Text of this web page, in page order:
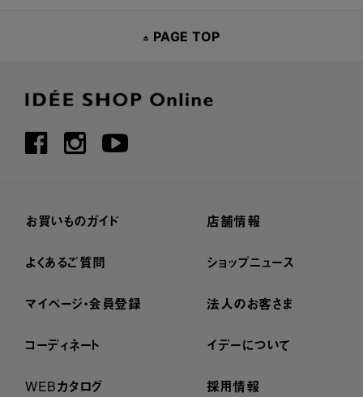
PAGE TOP
お買いものガイド
よくあるご質問
マイページ・会員登録
コーディネート
WEBカタログ
店舗情報
ショップニュース
法人のお客さま
イデーについて
採用情報